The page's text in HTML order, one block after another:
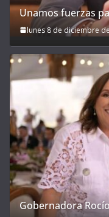
Unamos fuerzas
lunes 8 de diciembre
Gobernadora